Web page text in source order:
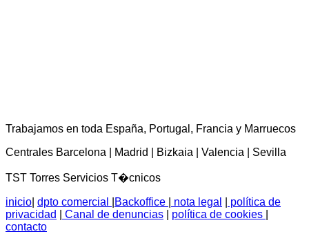
Trabajamos en toda España, Portugal, Francia y Marruecos
Centrales Barcelona | Madrid | Bizkaia | Valencia | Sevilla
TST Torres Servicios T�cnicos
inicio dpto comercial Backoffice nota legal
política de
privacidad
Canal de denuncias política de cookies
contacto